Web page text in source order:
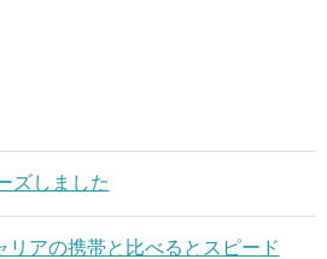
ズしました
リアの携帯と比べるとスピード